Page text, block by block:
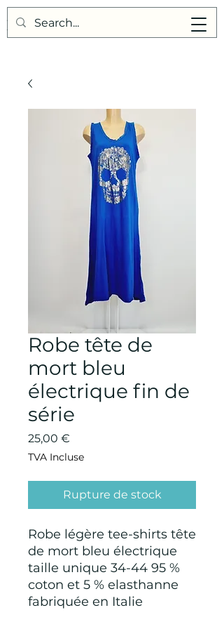
Points de Suture
Robe tête de
mort bleu
électrique fin de
série
25,00 €
TVA Incluse
Rupture de stock
Robe légère tee-shirts tête
de mort bleu électrique
taille unique 34-44 95 %
coton et 5 % elasthanne
fabriquée en Italie